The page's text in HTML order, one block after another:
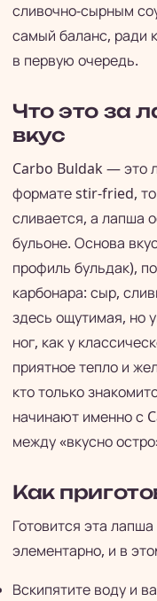
сливочно-сырным
самый баланс, ради
в первую очередь.
Что это за
вкус
Carbo Buldak — это
формате stir-fried,
сливается, а лапша
бульоне. Основа
профиль бульдак),
карбонара: сыр,
здесь ощутимая, но
ног, как у
приятное тепло и
кто только
начинают именно с
между «вкусно
Как
Готовится эта
элементарно, и в
Вскипятите воду и